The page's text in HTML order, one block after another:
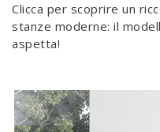
Clicca per scoprire un
stanze moderne: il
aspetta!